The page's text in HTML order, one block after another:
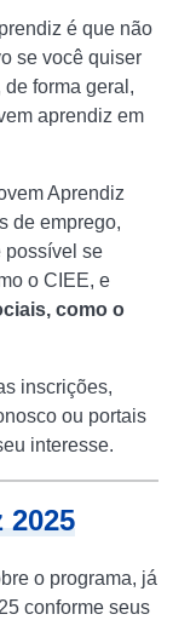
é que não
se você quiser
forma geral,
aprendiz em
Aprendiz
de emprego,
possível se
o CIEE, e
como o
inscrições,
ou portais
interesse.
o programa, já
conforme seus